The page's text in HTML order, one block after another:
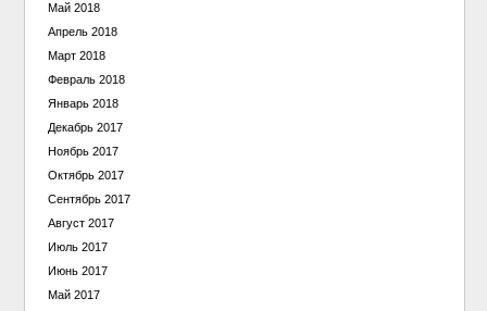
Май 2018
Апрель 2018
Март 2018
Февраль 2018
Январь 2018
Декабрь 2017
Ноябрь 2017
Октябрь 2017
Сентябрь 2017
Август 2017
Июль 2017
Июнь 2017
Май 2017